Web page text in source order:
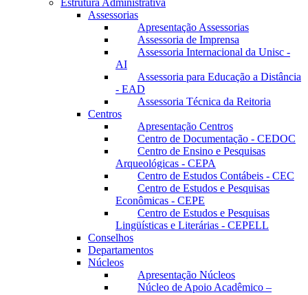
Estrutura Administrativa
Assessorias
Apresentação Assessorias
Assessoria de Imprensa
Assessoria Internacional da Unisc -
AI
Assessoria para Educação a Distância
- EAD
Assessoria Técnica da Reitoria
Centros
Apresentação Centros
Centro de Documentação - CEDOC
Centro de Ensino e Pesquisas
Arqueológicas - CEPA
Centro de Estudos Contábeis - CEC
Centro de Estudos e Pesquisas
Econômicas - CEPE
Centro de Estudos e Pesquisas
Lingüísticas e Literárias - CEPELL
Conselhos
Departamentos
Núcleos
Apresentação Núcleos
Núcleo de Apoio Acadêmico –